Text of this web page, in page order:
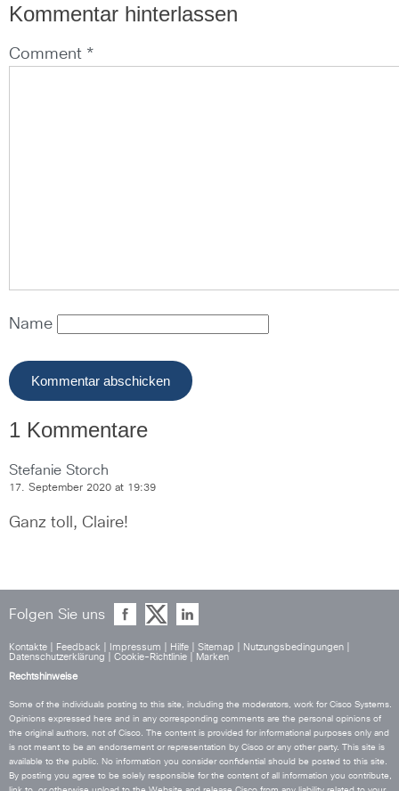
Kommentar hinterlassen
Comment *
Name
1 Kommentare
Stefanie Storch
17. September 2020 at 19:39
Ganz toll, Claire!
Folgen Sie uns
Kontakte Feedback Impressum Hilfe Sitemap Nutzungsbedingungen
Datenschutzerklärung
Cookie-Richtlinie
Marken
Rechtshinweise
Some of the individuals posting to this site, including the moderators, work for Cisco Systems.
Opinions expressed here and in any corresponding comments are the personal opinions of
the original authors, not of Cisco. The content is provided for informational purposes only and
is not meant to be an endorsement or representation by Cisco or any other party. This site is
available to the public. No information you consider confidential should be posted to this site.
By posting you agree to be solely responsible for the content of all information you contribute,